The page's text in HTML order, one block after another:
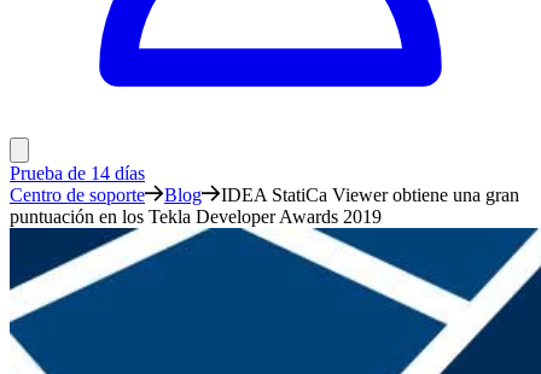
Prueba de 14 días
Centro de soporte
Blog
IDEA StatiCa Viewer obtiene una gran
puntuación en los Tekla Developer Awards 2019